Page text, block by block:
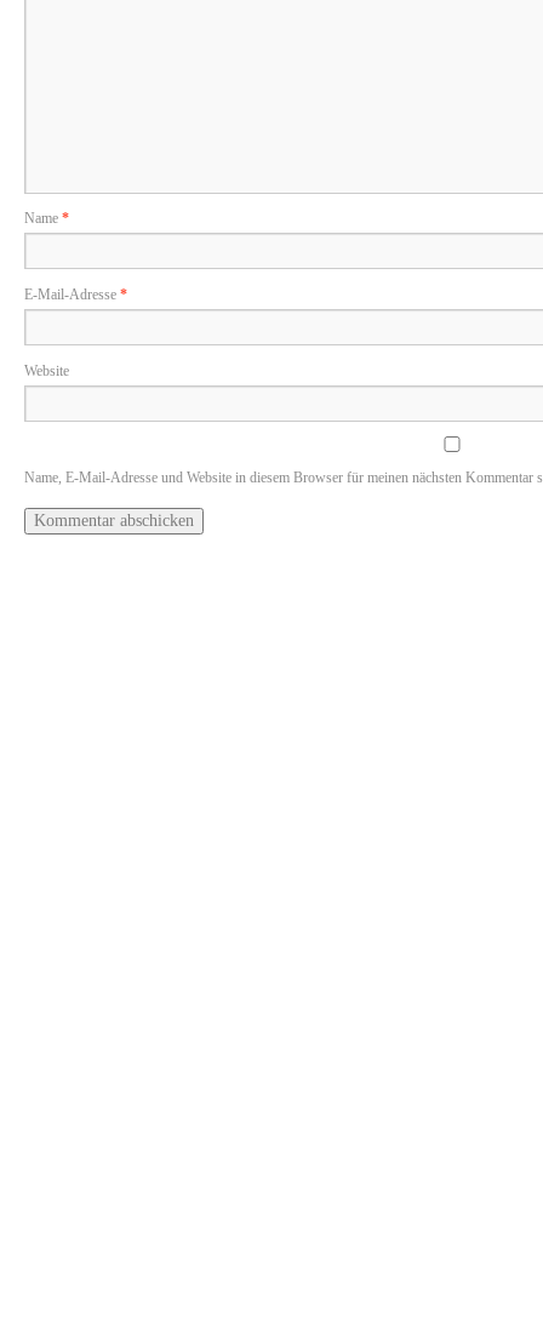
Name *
E-Mail-Adresse *
Website
Name, E-Mail-Adresse und Website in diesem Browser für meinen nächsten Kommentar